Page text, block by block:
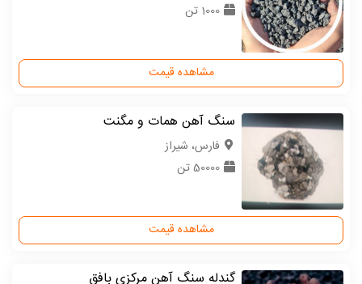
1000 تن
مشاهده قیمت
سنگ آهن همات و مگنت
فارس، شیراز
50000 تن
مشاهده قیمت
گندله سنگ آهن مرکزی بافق